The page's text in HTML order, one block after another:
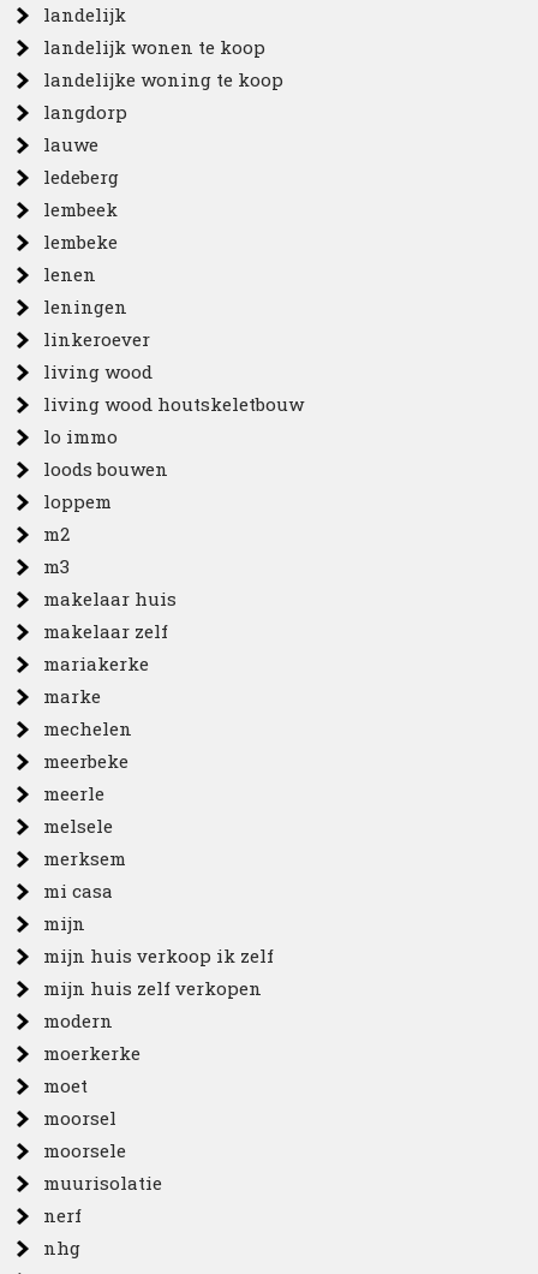
landelijk
landelijk wonen te koop
landelijke woning te koop
langdorp
lauwe
ledeberg
lembeek
lembeke
lenen
leningen
linkeroever
living wood
living wood houtskeletbouw
lo immo
loods bouwen
loppem
m2
m3
makelaar huis
makelaar zelf
mariakerke
marke
mechelen
meerbeke
meerle
melsele
merksem
mi casa
mijn
mijn huis verkoop ik zelf
mijn huis zelf verkopen
modern
moerkerke
moet
moorsel
moorsele
muurisolatie
nerf
nhg